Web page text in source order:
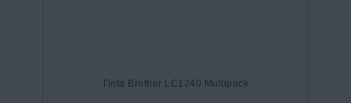
Tinta Brother LC1240 Multipack